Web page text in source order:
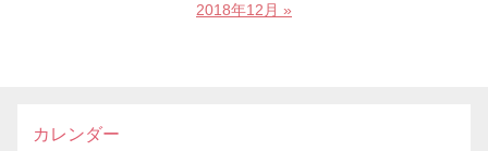
2018年12月 »
カレンダー